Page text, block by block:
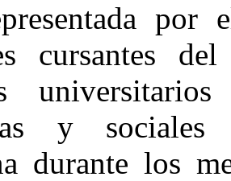
cursantes
y
durante los